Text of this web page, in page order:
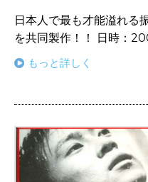
日本人で最も才能溢れる
を共同製作！！ 日時：
もっと詳しく